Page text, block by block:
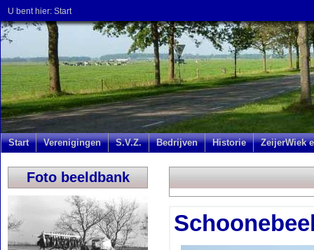
U bent hier: Start
Start Verenigingen S.V.Z. Bedrijven Historie ZeijerWiek
Foto beeldbank